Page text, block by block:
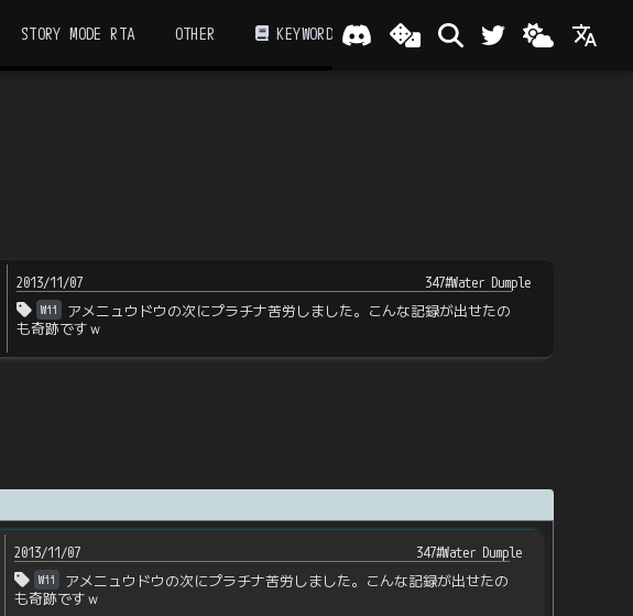
STORY MODE RTA OTHER KEYWORD
2013/11/07 347#Water Dumple
Wii
アメニュウドウの次にプラチナ苦労しました。こんな記録が出せたの
も奇跡ですｗ
2013/11/07 347#Water Dumple
Wii
アメニュウドウの次にプラチナ苦労しました。こんな記録が出せたの
も奇跡ですｗ